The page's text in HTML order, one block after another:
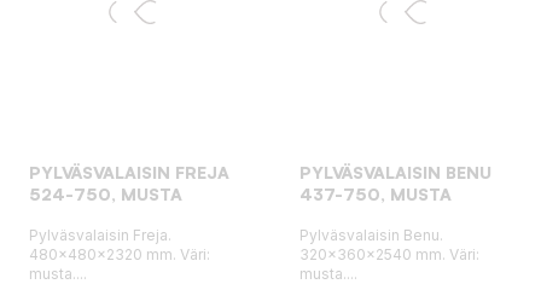
PYLVÄSVALAISIN FREJA
524-750, MUSTA
Pylväsvalaisin Freja.
480x480x2320 mm. Väri:
musta....
PYLVÄSVALAISIN BENU
437-750, MUSTA
Pylväsvalaisin Benu.
320x360x2540 mm. Väri:
musta....